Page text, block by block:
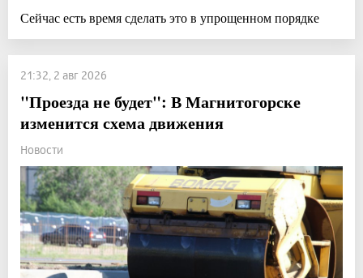
Сейчас есть время сделать это в упрощенном порядке
21:32, 2 авг 2026
"Проезда не будет": В Магнитогорске
изменится схема движения
Новости